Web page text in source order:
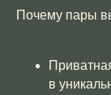
Почему пары
в